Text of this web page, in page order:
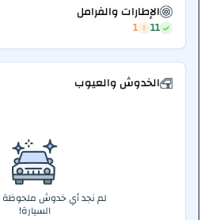
الإطارات والفرامل
11
1
الخدوش والعيوب
لم نجد أي خدوش
السيارة!